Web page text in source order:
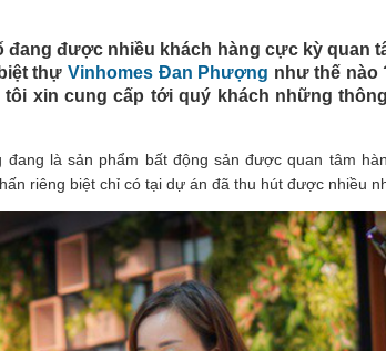
đang được nhiều khách hàng cực kỳ quan
thự Vinhomes Đan Phượng như thế nào
xin cung cấp tới quý khách những
đang là sản phẩm bất động sản được quan tâm
riêng biệt chỉ có tại dự án đã thu hút được nhiều